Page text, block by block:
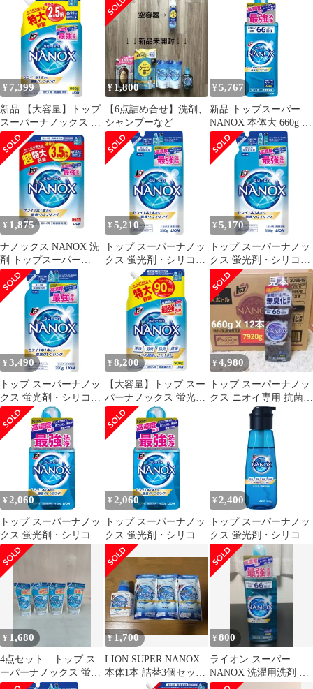
1230g 衣料用洗剤 洗浄
力 透明容器 ライオン 3
個
剤 液体 本
¥ 7,399
新品 【大容量】トップ
スーパーナノックス 蛍
光剤・シリコーン無添
加 高濃度 洗濯洗剤 液
体 詰め替え 特大900g
¥ 1,800
【6点詰め合せ】洗剤、
シャンプーなど
¥ 5,767
新品 トップスーパー
NANOX 本体大 660g ×
2個セット
¥ 1,875
ナノックス NANOX 洗
剤 トップスーパー
NANOX 詰替用超特大
1230g 衣料用洗剤 洗浄
力 透明容器 ライオン
¥ 5,210
トップ スーパーナノッ
クス 蛍光剤・シリコー
ン無添加 高濃度 洗濯洗
剤 液体 詰め替え
350g×4個
¥ 5,170
トップ スーパーナノッ
クス 蛍光剤・シリコー
ン無添加 高濃度 洗濯洗
剤 液体 詰め替え
350g×4個
¥ 3,490
トップ スーパーナノッ
クス 蛍光剤・シリコー
ン無添加 高濃度 洗濯洗
剤 液体 詰め替え
350g×4個
¥ 8,200
【大容量】トップ スー
パーナノックス 蛍光
剤・シリコーン無添加
高濃度 洗濯洗剤
¥4,980
トップ スーパーナノッ
クス ニオイ専用 抗菌
高濃度 洗濯洗剤 ボトル
¥ 2,060
トップ スーパーナノッ
クス 蛍光剤・シリコー
ン無添加 高濃度 洗濯洗
剤 液体 本体 400g
¥ 2,060
トップ スーパーナノッ
クス 蛍光剤・シリコー
ン無添加 高濃度 洗濯洗
剤 液体 本体 400g
¥ 2,400
トップ スーパーナノッ
クス 蛍光剤・シリコー
ン無添加 高濃度 洗濯洗
剤 液体 本
¥ 1,680
4点セット トップ ス
ーパーナノックス 蛍光
剤・シリコーン無添加
¥1,700
LION SUPER NANOX
本体1本 詰替3個セット
トップ ナノックス
¥800
ライオン スーパー
NANOX 洗濯用洗剤 液
体 高濃度洗剤 66回分